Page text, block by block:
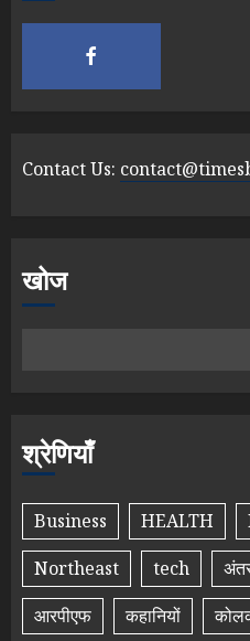
Contact Us:
खोज
श्रेणियाँ
Business HEALTH
Northeast
tech
आरपीएफ
कहानियों